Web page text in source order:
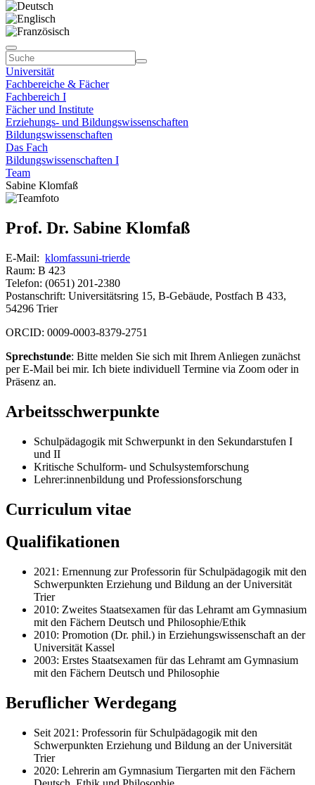
Universität
Fachbereiche & Fächer
Fachbereich I
Fächer und Institute
Erziehungs- und Bildungswissenschaften
Bildungswissenschaften
Das Fach
Bildungswissenschaften I
Team
Sabine Klomfaß
Prof. Dr. Sabine Klomfaß
E-Mail: klomfassuni-trierde
Raum: B 423
Telefon: (0651) 201-2380
Postanschrift: Universitätsring 15, B-Gebäude, Postfach B 433,
54296 Trier
ORCID: 0009-0003-8379-2751
Sprechstunde: Bitte melden Sie sich mit Ihrem Anliegen zunächst
per E-Mail bei mir. Ich biete individuell Termine via Zoom oder in
Präsenz an.
Arbeitsschwerpunkte
Schulpädagogik mit Schwerpunkt in den Sekundarstufen I
und II
Kritische Schulform- und Schulsystemforschung
Lehrer:innenbildung und Professionsforschung
Curriculum vitae
Qualifikationen
2021: Ernennung zur Professorin für Schulpädagogik mit den
Schwerpunkten Erziehung und Bildung an der Universität
Trier
2010: Zweites Staatsexamen für das Lehramt am Gymnasium
mit den Fächern Deutsch und Philosophie/Ethik
2010: Promotion (Dr. phil.) in Erziehungswissenschaft an der
Universität Kassel
2003: Erstes Staatsexamen für das Lehramt am Gymnasium
mit den Fächern Deutsch und Philosophie
Beruflicher Werdegang
Seit 2021: Professorin für Schulpädagogik mit den
Schwerpunkten Erziehung und Bildung an der Universität
Trier
2020: Lehrerin am Gymnasium Tiergarten mit den Fächern